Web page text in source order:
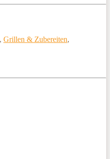
, Grillen & Zubereiten,